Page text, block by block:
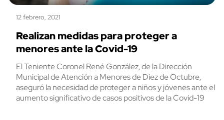
12 febrero, 2021
Realizan medidas para proteger a
menores ante la Covid-19
El Teniente Coronel René González, de la Dirección
Municipal de Atención a Menores de Diez de Octubre,
aseguró la necesidad de proteger a niños y jóvenes ante el
aumento significativo de casos positivos de la Covid-19